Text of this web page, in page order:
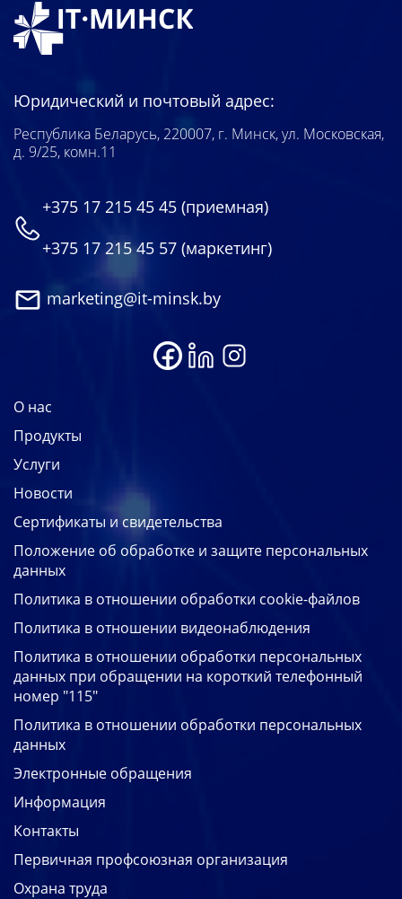
Юридический и почтовый адрес:
Республика Беларусь, 220007, г. Минск, ул. Московская,
д. 9/25, комн.11
+375 17 215 45 45 (приемная)
+375 17 215 45 57 (маркетинг)
marketing@it-minsk.by
О нас
Продукты
Услуги
Новости
Сертификаты и свидетельства
Положение об обработке и защите персональных
данных
Политика в отношении обработки cookie-файлов
Политика в отношении видеонаблюдения
Политика в отношении обработки персональных
данных при обращении на короткий телефонный
номер "115"
Политика в отношении обработки персональных
данных
Электронные обращения
Информация
Контакты
Первичная профсоюзная организация
Охрана труда